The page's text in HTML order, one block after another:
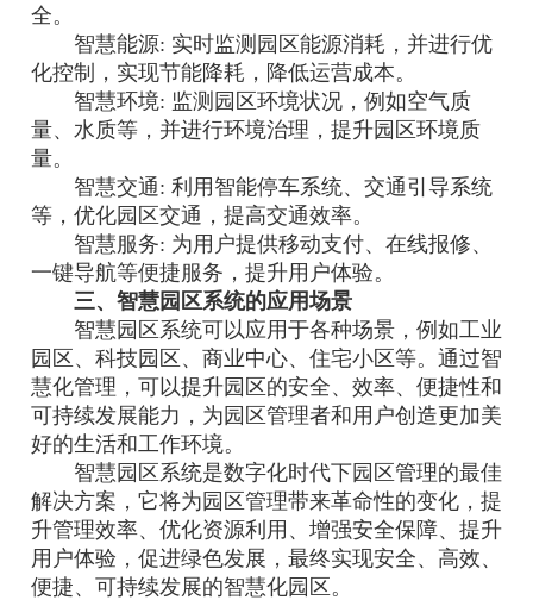
全。
智慧能源: 实时监测园区能源消耗，并进行优
化控制，实现节能降耗，降低运营成本。
智慧环境: 监测园区环境状况，例如空气质
量、水质等，并进行环境治理，提升园区环境质
量。
智慧交通: 利用智能停车系统、交通引导系统
等，优化园区交通，提高交通效率。
智慧服务: 为用户提供移动支付、在线报修、
一键导航等便捷服务，提升用户体验。
三、智慧园区系统的应用场景
智慧园区系统可以应用于各种场景，例如工业
园区、科技园区、商业中心、住宅小区等。通过智
慧化管理，可以提升园区的安全、效率、便捷性和
可持续发展能力，为园区管理者和用户创造更加美
好的生活和工作环境。
智慧园区系统是数字化时代下园区管理的最佳
解决方案，它将为园区管理带来革命性的变化，提
升管理效率、优化资源利用、增强安全保障、提升
用户体验，促进绿色发展，最终实现安全、高效、
便捷、可持续发展的智慧化园区。